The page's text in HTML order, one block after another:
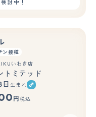
討中！
ン接種
いわき店
トミテッド
生まれ
円 税込